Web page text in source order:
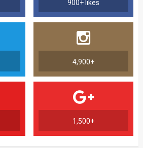
900+ likes
4,900+
1,500+